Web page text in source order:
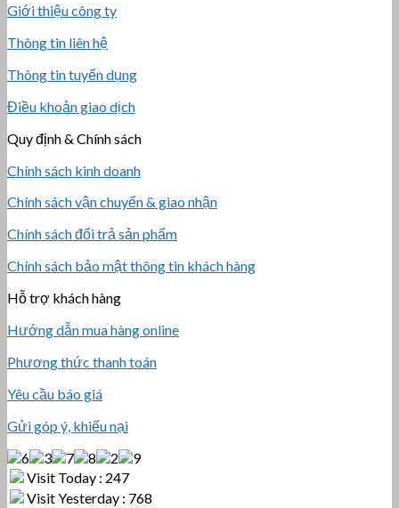
Giới thiệu công ty
Thông tin liên hệ
Thông tin tuyển dụng
Điều khoản giao dịch
Quy định & Chính sách
Chính sách kinh doanh
Chính sách vận chuyển & giao nhận
Chính sách đổi trả sản phẩm
Chính sách bảo mật thông tin khách hàng
Hỗ trợ khách hàng
Hướng dẫn mua hàng online
Phương thức thanh toán
Yêu cầu báo giá
Gửi góp ý, khiếu nại
Visit Today : 247
Visit Yesterday : 768